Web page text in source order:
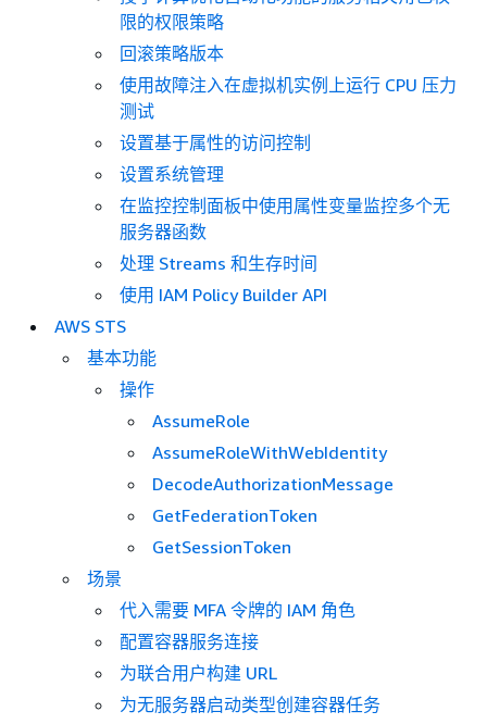
限的权限策略
回滚策略版本
使用故障注入在虚拟机实例上运行 CPU 压力
测试
设置基于属性的访问控制
设置系统管理
在监控控制面板中使用属性变量监控多个无
服务器函数
处理 Streams 和生存时间
使用 IAM Policy Builder API
AWS STS
基本功能
操作
AssumeRole
AssumeRoleWithWebIdentity
DecodeAuthorizationMessage
GetFederationToken
GetSessionToken
场景
代入需要 MFA 令牌的 IAM 角色
配置容器服务连接
为联合用户构建 URL
为无服务器启动类型创建容器任务